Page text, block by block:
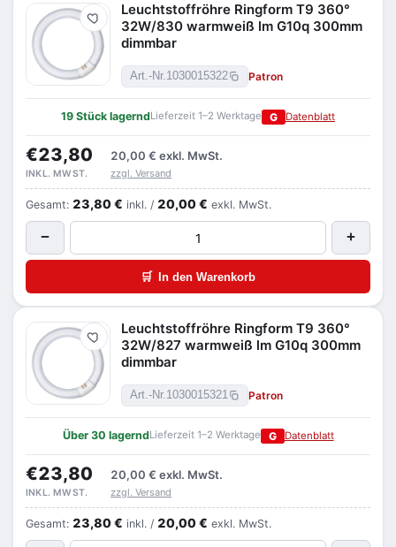
Merken
Leuchtstoffröhre Ringform T9 360°
32W/830 warmweiß lm G10q 300mm
dimmbar
Art.-Nr.1030015322 Patron
19 Stück lagerndLieferzeit 1–2 Werktage G Datenblatt
€23,80 20,00 € exkl. MwSt.
INKL. MWST. zzgl. Versand
Gesamt: 23,80 € inkl. / 20,00 € exkl. MwSt.
− +
🛒 In den Warenkorb
Merken
Leuchtstoffröhre Ringform T9 360°
32W/827 warmweiß lm G10q 300mm
dimmbar
Art.-Nr.1030015321 Patron
Über 30 lagerndLieferzeit 1–2 Werktage G Datenblatt
€23,80 20,00 € exkl. MwSt.
INKL. MWST. zzgl. Versand
Gesamt: 23,80 € inkl. / 20,00 € exkl. MwSt.